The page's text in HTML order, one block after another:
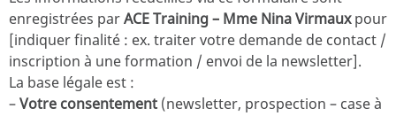
enregistrées parACE Training – Mme Nina Virmauxpour
[indiquer finalité : ex. traiter votre demande de contact /
inscription à une formation / envoi de la newsletter].
La base légale est :
–Votre consentement (newsletter, prospection – case à